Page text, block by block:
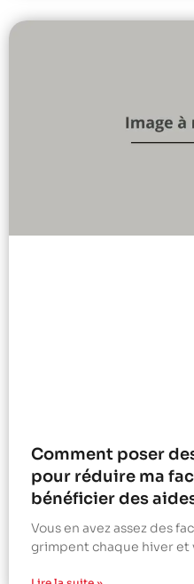
Comment poser
pour réduire ma
bénéficier des
Vous en avez assez des
grimpent chaque hiver et